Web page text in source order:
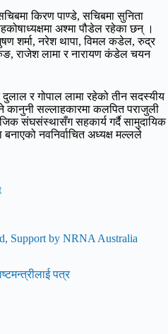
किरण पाण्डे, सचिबमा सुनिता
अश्मा पौडेल रहेका छन् ।
शर्मा, नरेश थापा, विमल कडेल, रुद्र
राजेश लामा र नारायण कंडेल चयन
र गोपाल लामा रहेको तीन सदस्यीय
कानुनी सल्लाहकारमा कलपित पराजुली
संघसंस्थासँग सहकार्य गर्दै सामुदायिक
बनाएको नवनिर्वाचित अध्यक्ष मल्लले
Support by NRNA Australia
पत्र